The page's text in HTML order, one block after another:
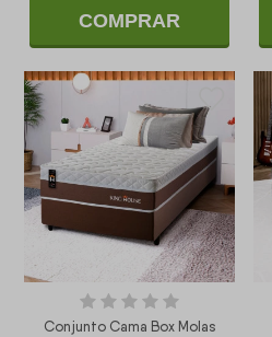
COMPRAR
Conjunto Cama Box Molas